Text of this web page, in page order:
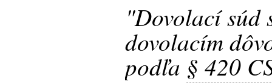
"Dovolací súd
dovolacím
podľa § 420